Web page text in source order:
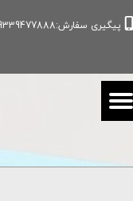
پیگیری سفارش:09339477888
حساب کاربری من
تغییر گذر واژه
سفارشات